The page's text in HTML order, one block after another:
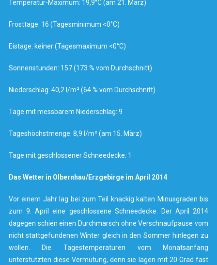
Temperatur-Maximum: 19,9°C (am 21. März)
Frosttage: 16 (Tagesminimum <0°C)
Eistage: keiner (Tagesmaximum <0°C)
Sonnenstunden: 157 (173 % vom Durchschnitt)
Niederschlag: 40,2 l/m² (64 % vom Durchschnitt)
Tage mit messbarem Niederschlag: 9
Tageshöchstmenge: 8,9 l/m² (am 15. März)
Tage mit geschlossener Schneedecke: 1
Das Wetter in Olbernhau/Erzgebirge im April 2014
Vor einem Jahr lag bei zum Teil knackig kalten Minusgraden bis
zum 9. April eine geschlossene Schneedecke. Der April 2014
dagegen schien einen Durchmarsch ohne Verschnaufpause vom
nicht stattgefundenen Winter gleich in den Sommer hinlegen zu
wollen. Die Tagestemperaturen vom Monatsanfang
unterstützten diese Vermutung, denn sie lagen mit 20 Grad fast